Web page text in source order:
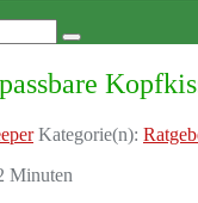
Kategorie(n):
Minuten